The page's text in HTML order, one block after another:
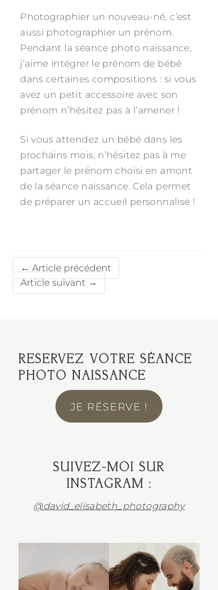
Photographier un nouveau-né, c’est
aussi photographier un prénom.
Pendant la séance photo naissance,
j’aime intégrer le prénom de bébé
dans certaines compositions : si vous
avez un petit accessoire avec son
prénom n’hésitez pas à l’amener !
Si vous attendez un bébé dans les
prochains mois, n’hésitez pas à me
partager le prénom choisi en amont
de la séance naissance. Cela permet
de préparer un accueil personnalisé !
← Article précédent
Article suivant →
RESERVEZ VOTRE SÉANCE
PHOTO NAISSANCE
JE RÉSERVE !
SUIVEZ-MOI SUR
INSTAGRAM :
@david_elisabeth_photography